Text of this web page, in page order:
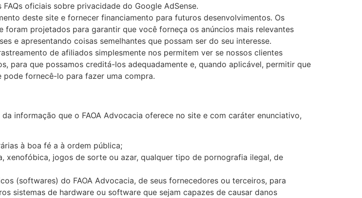
oficiais sobre privacidade do Google AdSense.
deste site e fornecer financiamento para futuros desenvolvimentos. Os
projetados para garantir que você forneça os anúncios mais relevantes
e apresentando coisas semelhantes que possam ser do seu interesse.
de afiliados simplesmente nos permitem ver se nossos clientes
para que possamos creditá-los adequadamente e, quando aplicável, permitir que
fornecê-lo para fazer uma compra.
informação que o FAOA Advocacia oferece no site e com caráter enunciativo,
à boa fé a à ordem pública;
xenofóbica, jogos de sorte ou azar, qualquer tipo de pornografia ilegal, de
(softwares) do FAOA Advocacia, de seus fornecedores ou terceiros, para
sistemas de hardware ou software que sejam capazes de causar danos